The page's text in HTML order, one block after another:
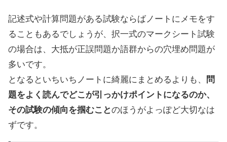
記述式や計算問題がある試験ならばノートにメモをす
ることもあるでしょうが、択一式のマークシート試験
の場合は、大抵が正誤問題か語群からの穴埋め問題が
多いです。
となるといちいちノートに綺麗にまとめるよりも、
問
題をよく読んでどこが引っかけポイントになるのか、
その試験の傾向を掴むことのほうがよっぽど大切なは
ずです。